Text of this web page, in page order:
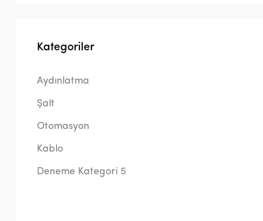
Kategoriler
Aydınlatma
Şalt
Otomasyon
Kablo
Deneme Kategori 5